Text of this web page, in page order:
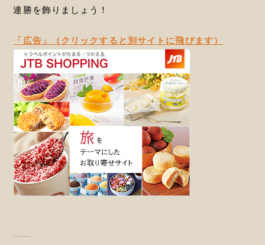
連勝を飾りましょう！
「広告」（クリックすると別サイトに飛びます）